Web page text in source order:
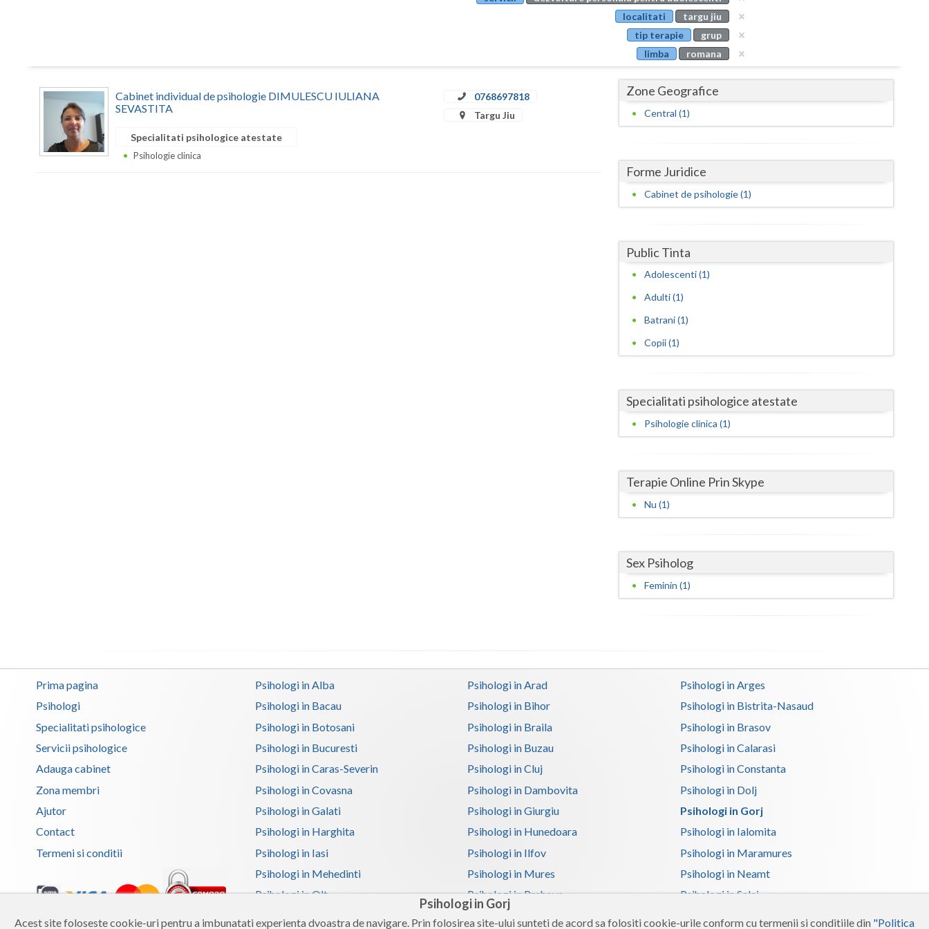
Psihologi in Gorj
Acest site foloseste cookie-uri pentru a imbunatati experienta dvoastra de navigare. Prin folosirea site-ului sunteti de acord sa folositi cookie-urile conform cu termenii si conditiile din "Politica
Buzau
Calarasi
Caras-Severin
Dolj
Iasi
Ilfov
Mehedinti
Sibiu
Suceava
Teleorman
Timis
Valcea
Vaslui
localitati
targu jiu
tip terapie
grup
limba
romana
Cabinet individual de psihologie DIMULESCU IULIANA
SEVASTITA
0768697818
Targu Jiu
Specialitati psihologice atestate
Psihologie clinica
Zone Geografice
Central (1)
Forme Juridice
Cabinet de psihologie (1)
Public Tinta
Adolescenti (1)
Adulti (1)
Batrani (1)
Copii (1)
Specialitati psihologice atestate
Psihologie clinica (1)
Terapie Online Prin Skype
Nu (1)
Sex Psiholog
Feminin (1)
Prima pagina
Psihologi
Specialitati psihologice
Servicii psihologice
Adauga cabinet
Zona membri
Ajutor
Contact
Termeni si conditii
Copyright 2026 Reframing SRL
Psihologi in Alba Psihologi in Arad
Psihologi in Arges
Psihologi in Bacau
Psihologi in Bihor
Psihologi in Bistrita-Nasaud
Psihologi in Botosani
Psihologi in Braila
Psihologi in Brasov
Psihologi in Bucuresti
Psihologi in Buzau
Psihologi in Calarasi
Psihologi in Caras-Severin
Psihologi in Cluj
Psihologi in Constanta
Psihologi in Covasna
Psihologi in Dambovita
Psihologi in Dolj
Psihologi in Galati
Psihologi in Giurgiu
Psihologi in Gorj
Psihologi in Harghita
Psihologi in Hunedoara
Psihologi in Ialomita
Psihologi in Iasi
Psihologi in Ilfov
Psihologi in Maramures
Psihologi in Mehedinti
Psihologi in Mures
Psihologi in Neamt
Psihologi in Olt
Psihologi in Prahova
Psihologi in Salaj